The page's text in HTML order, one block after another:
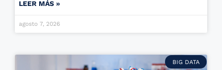
LEER MÁS »
agosto 7, 2026
BIG DATA